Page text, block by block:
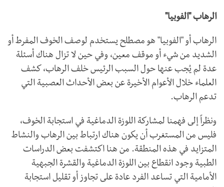
الرهاب "الفوبيا"
الرهاب أو "الفوبيا" هو مصطلح يستخدم لوصف الخوف المفرط أو
الشديد من شيء أو موقف معين، وفي حين لا تزال هناك أسئلة
عدة لم يُجب عنها حول السبب الرئيس خلف الرهاب، كشف
العلماء خلال الأعوام الأخيرة عن بعض الأحداث العصبية التي
تدعم الرهاب.
ونظراً إلى فهمنا لمشاركة اللوزة الدماغية في استجابة الخوف،
فليس من المستغرب أن يكون هناك ارتباط بين الرهاب والنشاط
المتزايد في هذه المنطقة. من هنا اكتشفت بعض الدراسات
الطبية وجود انقطاع بين اللوزة الدماغية والقشرة الجبهية
الأمامية التي تساعد الفرد عادة على تجاوز أو تقليل استجابة